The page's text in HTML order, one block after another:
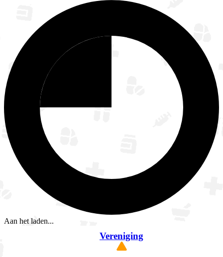
Aan het laden...
Vereniging